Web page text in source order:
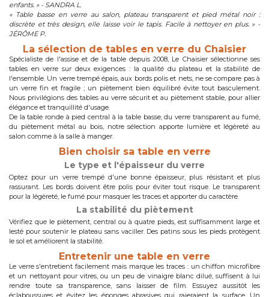
enfants. » - SANDRA L.
« Table basse en verre au salon, plateau transparent et pied métal noir :
discrète et très design, elle laisse voir le tapis. Facile à nettoyer en plus. » -
JÉRÔME P.
La sélection de tables en verre du Chaisier
Spécialiste de l'assise et de la table depuis 2008, Le Chaisier sélectionne ses
tables en verre sur deux exigences : la qualité du plateau et la stabilité de
l'ensemble. Un verre trempé épais, aux bords polis et nets, ne se compare pas à
un verre fin et fragile ; un piètement bien équilibré évite tout basculement.
Nous privilégions des tables au verre sécurit et au piètement stable, pour allier
élégance et tranquillité d'usage.
De la table ronde à pied central à la table basse, du verre transparent au fumé,
du piètement métal au bois, notre sélection apporte lumière et légèreté au
salon comme à la salle à manger.
Bien choisir sa table en verre
Le type et l'épaisseur du verre
Optez pour un verre trempé d'une bonne épaisseur, plus résistant et plus
rassurant. Les bords doivent être polis pour éviter tout risque. Le transparent
pour la légèreté, le fumé pour masquer les traces et apporter du caractère.
La stabilité du piètement
Vérifiez que le piètement, central ou à quatre pieds, est suffisamment large et
lesté pour soutenir le plateau sans vaciller. Des patins sous les pieds protègent
le sol et améliorent la stabilité.
Entretenir une table en verre
Le verre s'entretient facilement mais marque les traces : un chiffon microfibre
et un nettoyant pour vitres, ou un peu de vinaigre blanc dilué, suffisent à lui
rendre toute sa transparence, sans laisser de film. Essuyez aussitôt les
éclaboussures et évitez les éponges abrasives qui raieraient la surface. Un